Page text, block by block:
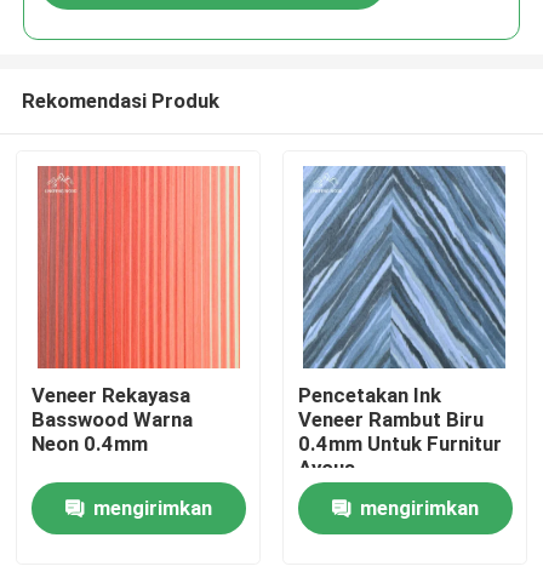
Rumah
Produk
Rekomendasi Produk
Veneer Rekayasa
Basswood Warna
Neon 0.4mm
mengirimkan
Pencetakan Ink
Veneer Rambut Biru
0.4mm Untuk Furnitur
Ayous
mengirimkan